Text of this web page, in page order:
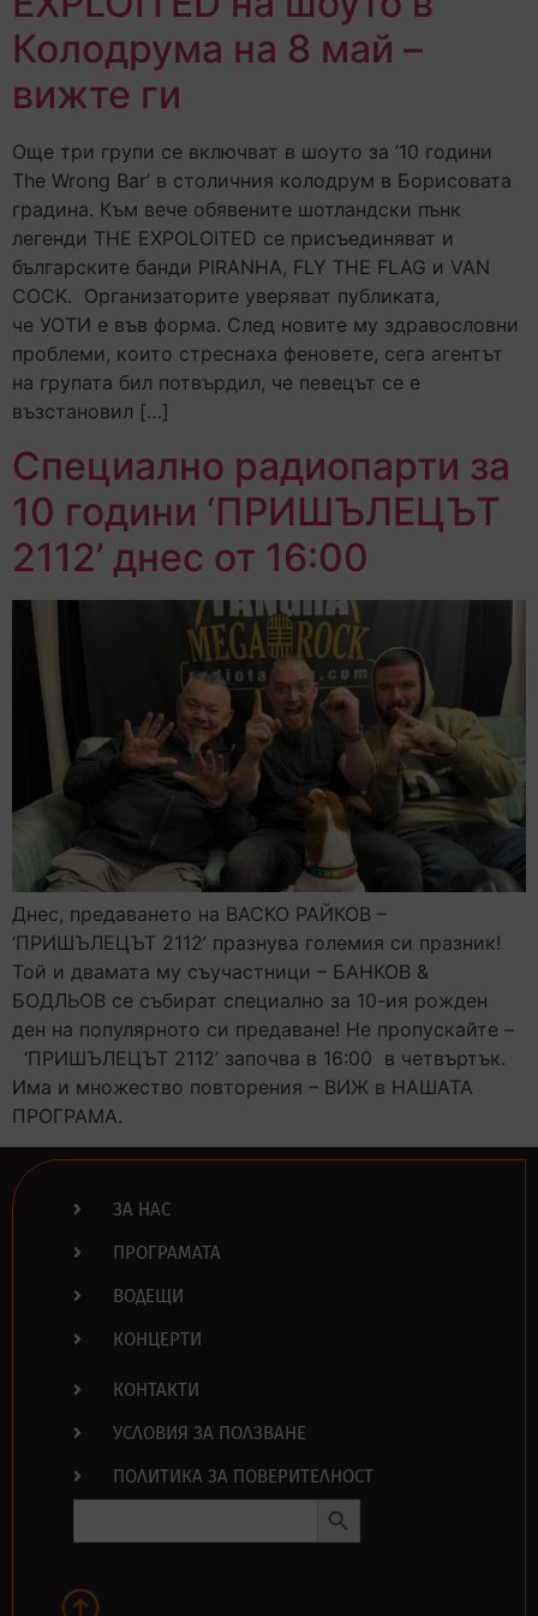
Колодрума на 8 май –
вижте ги
Още три групи се включват в шоуто за ’10 години
The Wrong Bar’ в столичния колодрум в Борисовата
градина. Към вече обявените шотландски пънк
легенди THE EXPOLOITED се присъединяват и
българските банди PIRANHA, FLY THE FLAG и VAN
COCK. Организаторите уверяват публиката,
че УОТИ е във форма. След новите му здравословни
проблеми, които стреснаха феновете, сега агентът
на групата бил потвърдил, че певецът се е
възстановил […]
Специално радиопарти за
10 години ‘ПРИШЪЛЕЦЪТ
2112’ днес от 16:00
Днес, прeдаването на ВАСКО РАЙКОВ –
‘ПРИШЪЛЕЦЪТ 2112’ празнува големия си празник!
Той и двамата му съучастници – БАНКОВ &
БОДЛЬОВ се събират специално за 10-ия рожден
ден на популярното си предаване! Не пропускайте –
‘ПРИШЪЛЕЦЪТ 2112’ започва в 16:00 в четвъртък.
Има и множество повторения – ВИЖ в НАШАТА
ПРОГРАМА.
ЗА НАС
ПРОГРАМАТА
ВОДЕЩИ
КОНЦЕРТИ
КОНТАКТИ
УСЛОВИЯ ЗА ПОЛЗВАНЕ
ПОЛИТИКА ЗА ПОВЕРИТЕЛНОСТ
Search Button